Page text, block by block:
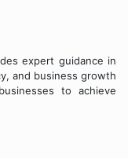
expert guidance in
and business growth
to achieve